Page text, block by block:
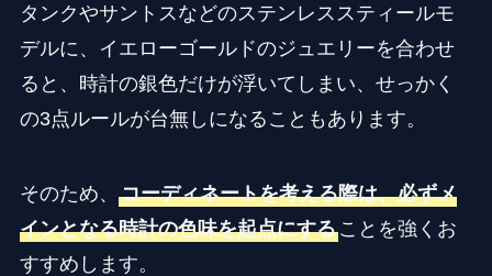
タンクやサントスなどのステンレススティールモ
デルに、イエローゴールドのジュエリーを合わせ
ると、時計の銀色だけが浮いてしまい、せっかく
の3点ルールが台無しになることもあります。
そのため、 コーディネートを考える際は、必ずメ
インとなる時計の色味を起点にすることを強くお
すすめします。